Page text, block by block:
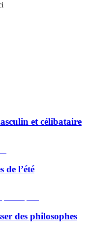
et célibataire
de l’été
des philosophes